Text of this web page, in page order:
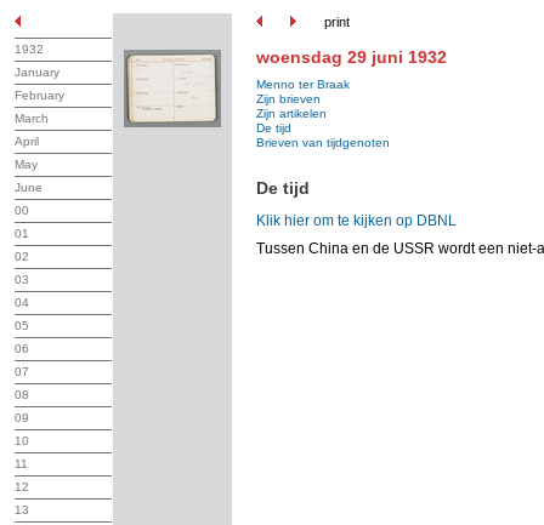
print
1932
January
February
March
April
May
June
00
01
02
03
04
05
06
07
08
09
10
11
12
13
woensdag 29 juni 1932
Menno ter Braak
Zijn brieven
Zijn artikelen
De tijd
Brieven van tijdgenoten
De tijd
Klik hier om te kijken op DBNL
Tussen China en de USSR wordt een niet-